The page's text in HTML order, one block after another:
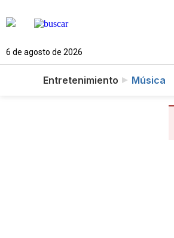
6 de agosto de 2026
Entretenimiento Música